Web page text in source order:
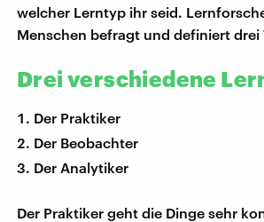
welcher Lerntyp ihr seid.
Menschen befragt und definiert drei
Drei verschiedene
Der Praktiker
Der Beobachter
Der Analytiker
Der Praktiker geht die Dinge sehr